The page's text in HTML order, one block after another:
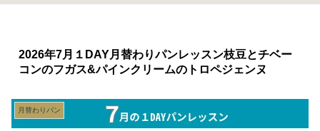
2026年7月１DAY月替わりパンレッスン枝豆とチベー
コンのフガス&パインクリームのトロペジェンヌ
月替わりパン